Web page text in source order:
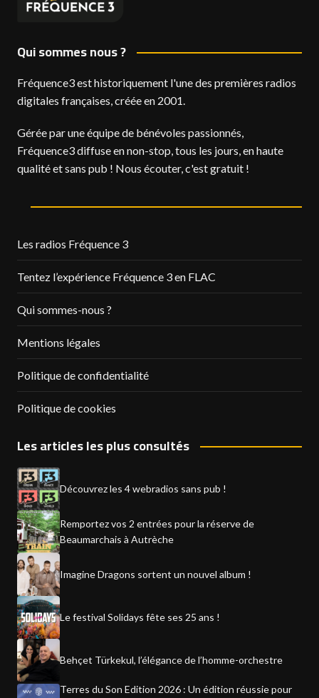
Qui sommes nous ?
Fréquence3 est historiquement l'une des premières radios
digitales françaises, créée en 2001.
Gérée par une équipe de bénévoles passionnés,
Fréquence3 diffuse en non-stop, tous les jours, en haute
qualité et sans pub ! Nous écouter, c'est gratuit !
Les radios Fréquence 3
Tentez l’expérience Fréquence 3 en FLAC
Qui sommes-nous ?
Mentions légales
Politique de confidentialité
Politique de cookies
Les articles les plus consultés
Découvrez les 4 webradios sans pub !
Remportez vos 2 entrées pour la réserve de
Beaumarchais à Autrèche
Imagine Dragons sortent un nouvel album !
Le festival Solidays fête ses 25 ans !
Behçet Türkekul, l’élégance de l’homme-orchestre
Terres du Son Edition 2026 : Un édition réussie pour